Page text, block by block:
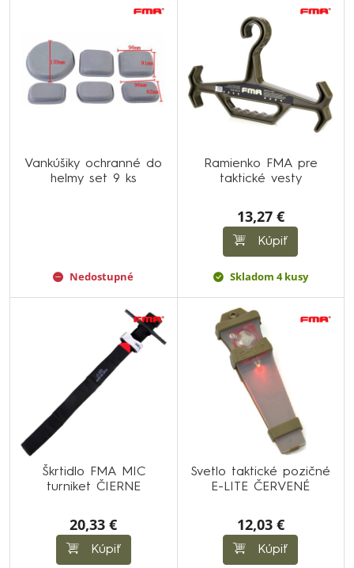
Vankúšiky ochranné do
helmy set 9 ks
Nedostupné
Ramienko FMA pre
taktické vesty
13,27 €
Kúpiť
Skladom 4 kusy
Škrtidlo FMA MIC
turniket ČIERNE
20,33 €
Kúpiť
Svetlo taktické pozičné
E-LITE ČERVENÉ
12,03 €
Kúpiť